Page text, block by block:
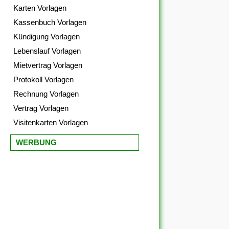
Karten Vorlagen
Kassenbuch Vorlagen
Kündigung Vorlagen
Lebenslauf Vorlagen
Mietvertrag Vorlagen
Protokoll Vorlagen
Rechnung Vorlagen
Vertrag Vorlagen
Visitenkarten Vorlagen
WERBUNG